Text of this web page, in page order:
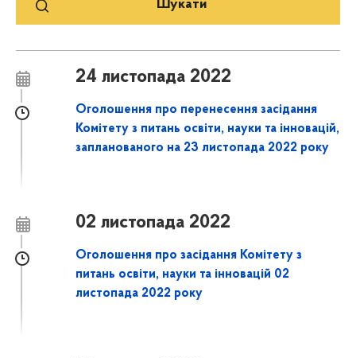
24 листопада 2022
Оголошення про перенесення засідання
Комітету з питань освіти, науки та інновацій,
запланованого на 23 листопада 2022 року
02 листопада 2022
Оголошення про засідання Комітету з
питань освіти, науки та інновацій 02
листопада 2022 року